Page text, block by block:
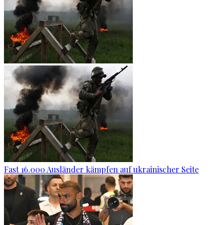
Fast 16.000 Ausländer kämpfen auf ukrainischer Seite